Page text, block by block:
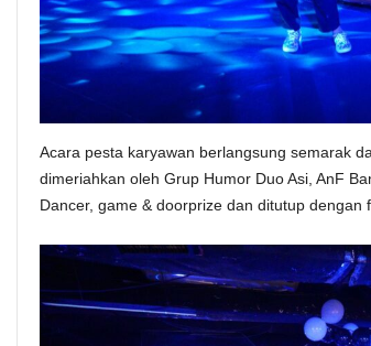
Acara pesta karyawan berlangsung semarak
dimeriahkan oleh Grup Humor Duo Asi, AnF
Dancer, game & doorprize dan ditutup dengan